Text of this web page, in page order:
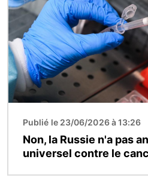
Publié le 23/06/2026 à 13:26
Non, la Russie n'a pas
universel contre le